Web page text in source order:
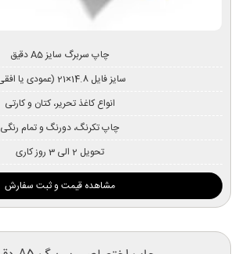
چاپ سربرگ سایز A5 دقیق
سایز فایل 14.8×21 (عمودی یا افقی)
انواع کاغذ تحریر، کتان و کارتی
چاپ تکرنگ، دورنگ و تمام رنگی
تحویل 2 الی 3 روز کاری
مشاهده قیمت و ثبت سفارش